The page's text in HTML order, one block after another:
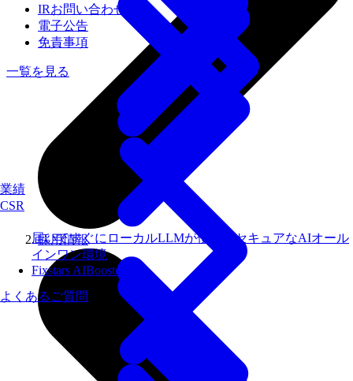
IRお問い合わせ
電子公告
免責事項
一覧を見る
CSR
届いてすぐにローカルLLMが使えるセキュアなAIオール
インワン環境
Fixstars AIBooster
よくあるご質問
業績
採用情報